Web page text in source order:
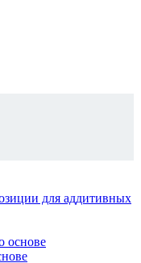
для аддитивных
основе